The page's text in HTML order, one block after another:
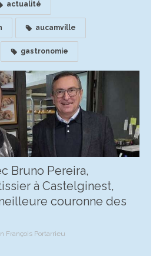
actualité
aucamville
gastronomie
Bruno Pereira,
à Castelginest,
couronne des
François Portarrieu